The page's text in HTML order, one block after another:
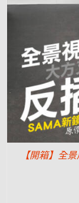
【開箱】全